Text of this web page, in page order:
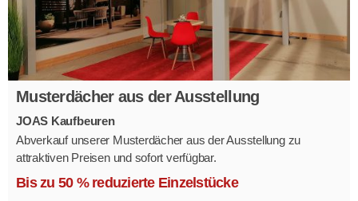
Musterdächer aus der Ausstellung
JOAS Kaufbeuren
Abverkauf unserer Musterdächer aus der Ausstellung zu
attraktiven Preisen und sofort verfügbar.
Mehrere Modelle in verschiedenen Ausführungen.
Bis zu 50 % reduzierte Einzelstücke